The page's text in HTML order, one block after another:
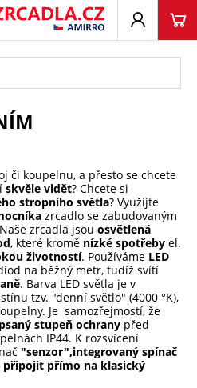
či koupelnu, a přesto se chcete
skvěle vidět? Chcete si
stropního světla? Využijte
zrcadlo se zabudovaným
zrcadla jsou osvětlená
, které kromě nízké spotřeby el.
životností. Používáme LED
na běžný metr, tudíž svítí
. Barva LED světla je v
tzv. "denní světlo" (4000 °K),
Je samozřejmostí, že
stupeň ochrany před
IP44. K rozsvícení
"senzor",integrovaný spínač
připojit přímo na klasický